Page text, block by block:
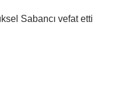
Sabancı vefat etti